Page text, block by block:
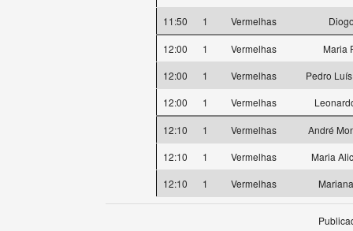
11:50
1 Vermelhas
12:00 1 Vermelhas
Maria
12:00
1 Vermelhas
Pedro
12:00
1 Vermelhas
12:10 1 Vermelhas
André
12:10
1 Vermelhas
Maria
12:10
1 Vermelhas